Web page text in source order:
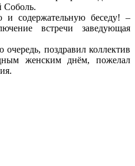
Соболь.
содержательную беседу! –
встречи заведующая
поздравил коллектив
женским днём, пожелал